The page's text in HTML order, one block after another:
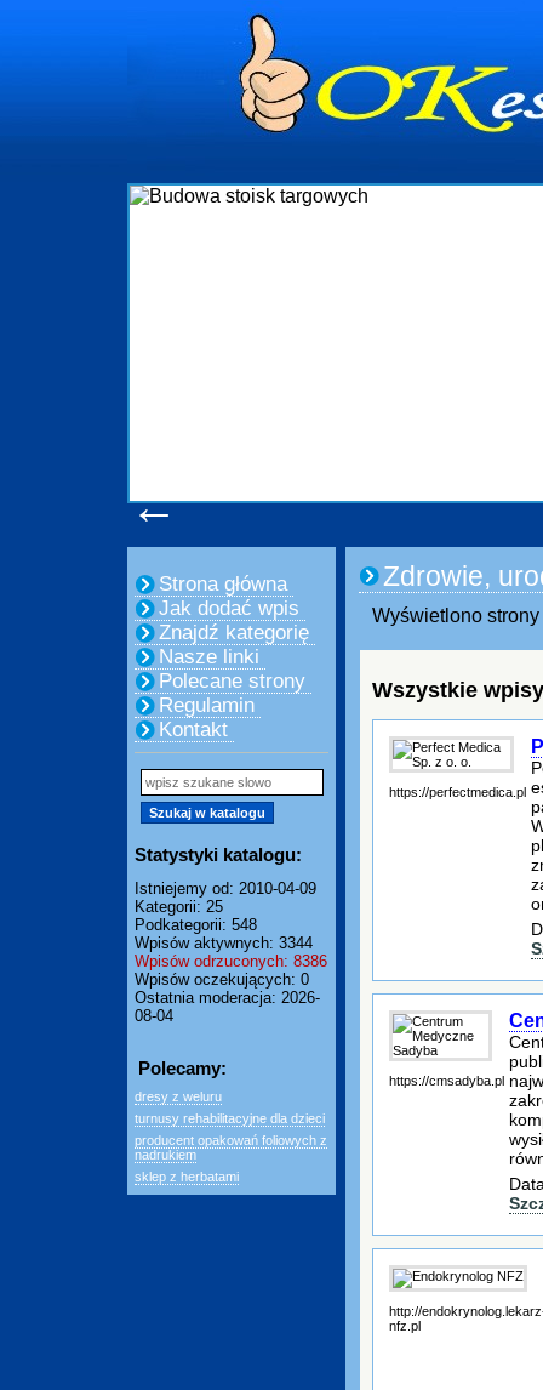
←
Strona główna
Jak dodać wpis
Znajdź kategorię
Nasze linki
Polecane strony
Regulamin
Kontakt
Statystyki katalogu:
Istniejemy od: 2010-04-09
Kategorii: 25
Podkategorii: 548
Wpisów aktywnych: 3344
Wpisów odrzuconych: 8386
Wpisów oczekujących: 0
Ostatnia moderacja: 2026-
08-04
Polecamy:
dresy z weluru
turnusy rehabilitacyjne dla dzieci
producent opakowań foliowych z
nadrukiem
sklep z herbatami
Zdrowie,
Wyświetlono
Wszystkie
https://perfectmedica.pl
https://cmsadyba.pl
http://
nfz.pl